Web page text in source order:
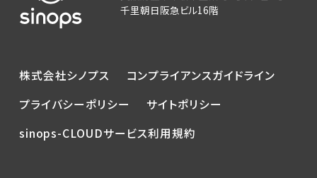
千里朝日阪急ビル16階
株式会社シノプス
コンプライアンスガイドライン
プライバシーポリシー
サイトポリシー
sinops-CLOUDサービス利用規約